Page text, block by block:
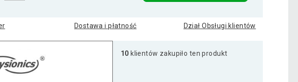
Dostawa i płatność Dział Obsługi klientów
10 klientów zakupiło ten produkt